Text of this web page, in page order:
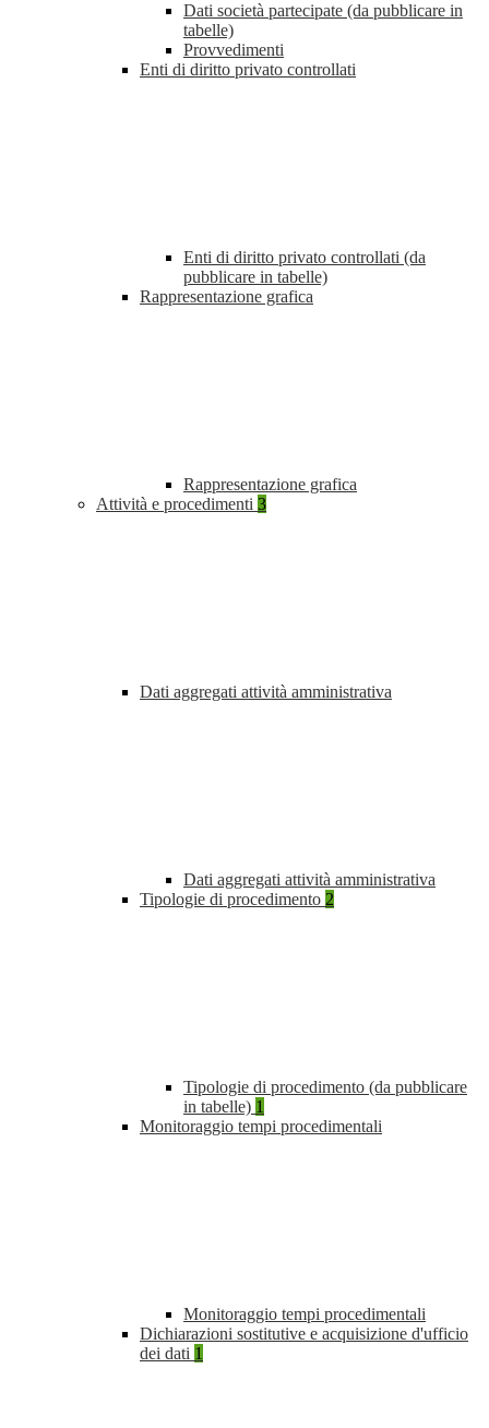
Dati società partecipate (da pubblicare in
tabelle)
Provvedimenti
Enti di diritto privato controllati
Enti di diritto privato controllati (da
pubblicare in tabelle)
Rappresentazione grafica
Rappresentazione grafica
Attività e procedimenti 3
Dati aggregati attività amministrativa
Dati aggregati attività amministrativa
Tipologie di procedimento 2
Tipologie di procedimento (da pubblicare
in tabelle) 1
Monitoraggio tempi procedimentali
Monitoraggio tempi procedimentali
Dichiarazioni sostitutive e acquisizione d'ufficio
dei dati 1